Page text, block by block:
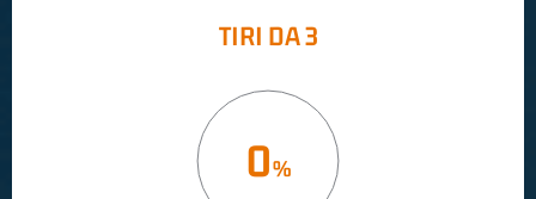
TIRI DA 3
0